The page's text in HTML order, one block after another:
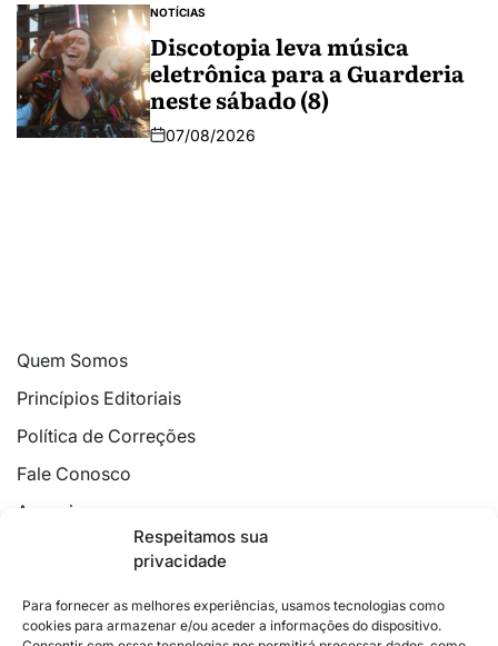
Respeitamos sua
privacidade
Para fornecer as melhores experiências, usamos tecnologias como
cookies para armazenar e/ou aceder a informações do dispositivo.
NOTÍCIAS
Discotopia leva música
eletrônica para a Guarderia
neste sábado (8)
07/08/2026
Quem Somos
Princípios Editoriais
Política de Correções
Fale Conosco
Anuncie
Política de Cookies